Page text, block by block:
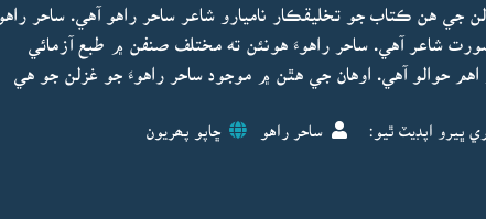
جي هن ڪتاب جو تخليقڪار ناميارو شاعر ساحر راهو آهي. ساحر راهو
شاعر آهي. ساحر راهوءَ هونئن ته مختلف صنفن ۾ طبع آزمائي
حوالو آهي. اوهان جي هٿن ۾ موجود ساحر راهوءَ جو غزلن جو هي
ڀيرو اپڊيٽ ٿيو: ساحر راهو ڇاپو پھريون